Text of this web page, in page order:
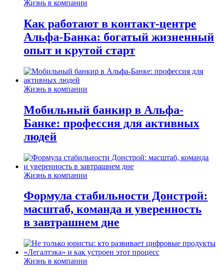
Жизнь в компании
Как работают в контакт-центре
Альфа-Банка: богатый жизненный
опыт и крутой старт
Жизнь в компании
Мобильный банкир в Альфа-
Банке: профессия для активных
людей
Жизнь в компании
Формула стабильности Донстрой:
масштаб, команда и уверенность
в завтрашнем дне
Жизнь в компании